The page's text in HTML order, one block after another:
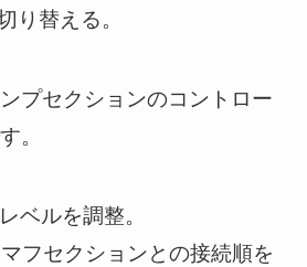
り替える。
プセクションのコントロー
。
ベルを調整。
フセクションとの接続順を